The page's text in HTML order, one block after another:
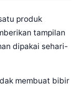
produk
tampilan
dipakai sehari-
membuat bibir